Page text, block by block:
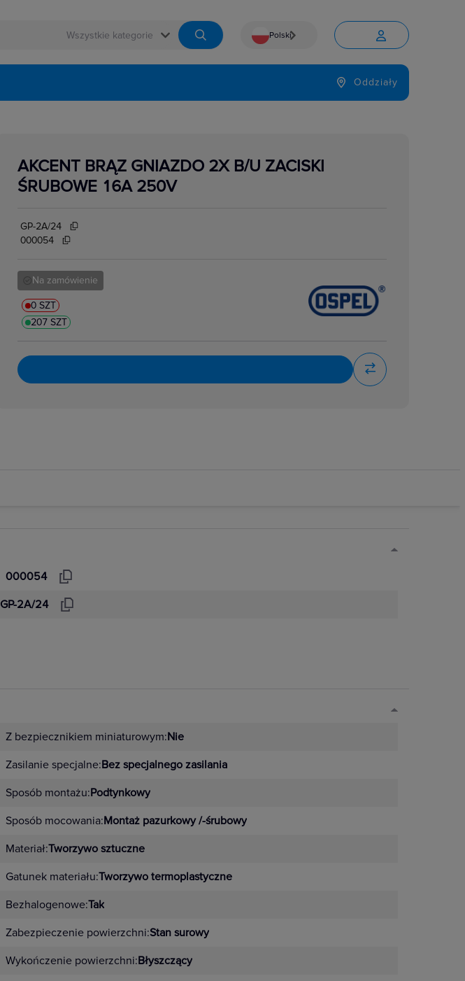
 Polski
Język

Oddziały
AKCENT BRĄZ GNIAZDO 2X B/U ZACISKI
ŚRUBOWE 16A 250V
GP-2A/24
000054
Na zamówienie
0 SZT
207 SZT
000054
GP-2A/24
Z bezpiecznikiem miniaturowym:Nie
Zasilanie specjalne:Bez specjalnego zasilania
Sposób montażu:Podtynkowy
Sposób mocowania:Montaż pazurkowy /-śrubowy
Materiał:Tworzywo sztuczne
Gatunek materiału:Tworzywo termoplastyczne
Bezhalogenowe:Tak
Zabezpieczenie powierzchni:Stan surowy
Wykończenie powierzchni:Błyszczący